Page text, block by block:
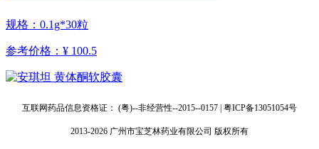
规格：0.1g*30粒
参考价格： ¥ 100.5
互联网药品信息资格证： (粤)--非经营性--2015--0157 | 粤ICP备13051054号
2013-2026 广州市宝芝林药业有限公司 版权所有